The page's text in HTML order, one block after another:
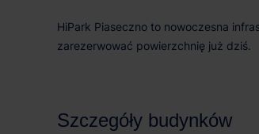
HiPark Piaseczno to nowoczesna
zarezerwować powierzchnię już dziś.
Szczegóły budynków